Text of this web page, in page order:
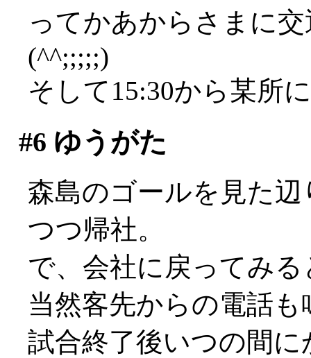
ってかあからさまに
(^^;;;;;)
そして15:30から某所
#6 ゆうがた
森島のゴールを見た
つつ帰社。
で、会社に戻ってみ
当然客先からの電話も
試合終了後いつの間